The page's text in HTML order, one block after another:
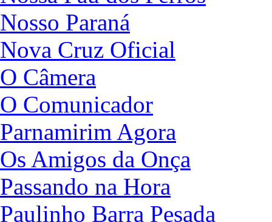
Nosso Paraná
Nova Cruz Oficial
O Câmera
O Comunicador
Parnamirim Agora
Os Amigos da Onça
Passando na Hora
Paulinho Barra Pesada